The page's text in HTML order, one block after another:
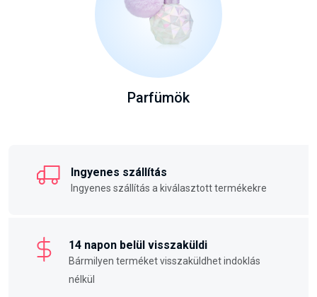
Parfümök
Ingyenes szállítás
Ingyenes szállítás a kiválasztott termékekre
14 napon belül visszaküldi
Bármilyen terméket visszaküldhet indoklás
nélkül